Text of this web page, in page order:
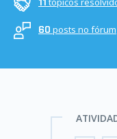
11
60 posts no fórum